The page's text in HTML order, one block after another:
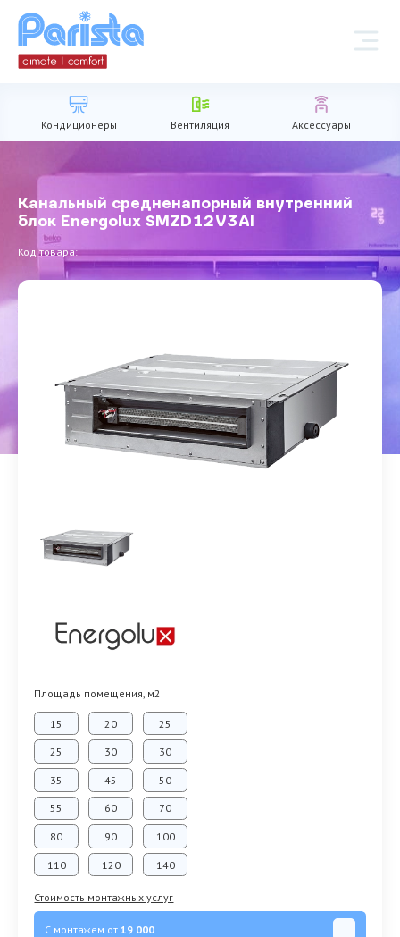
Кондиционеры Вентиляция Аксессуары
Канальный средненапорный внутренний
блок Energolux SMZD12V3AI
Код товара:
Площадь помещения, м2
15 20 25
25 30 30
35 45 50
55 60 70
80 90 100
110 120 140
Стоимость монтажных услуг
С монтажем от19 000